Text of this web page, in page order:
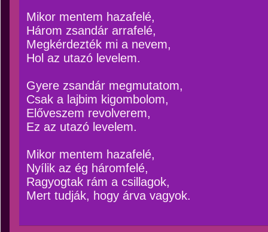
Mikor mentem hazafelé,
Három zsandár arrafelé,
Megkérdezték mi a nevem,
Hol az utazó levelem.
Gyere zsandár megmutatom,
Csak a lajbim kigombolom,
Előveszem revolverem,
Ez az utazó levelem.
Mikor mentem hazafelé,
Nyílik az ég háromfelé,
Ragyogtak rám a csillagok,
Mert tudják, hogy árva vagyok.